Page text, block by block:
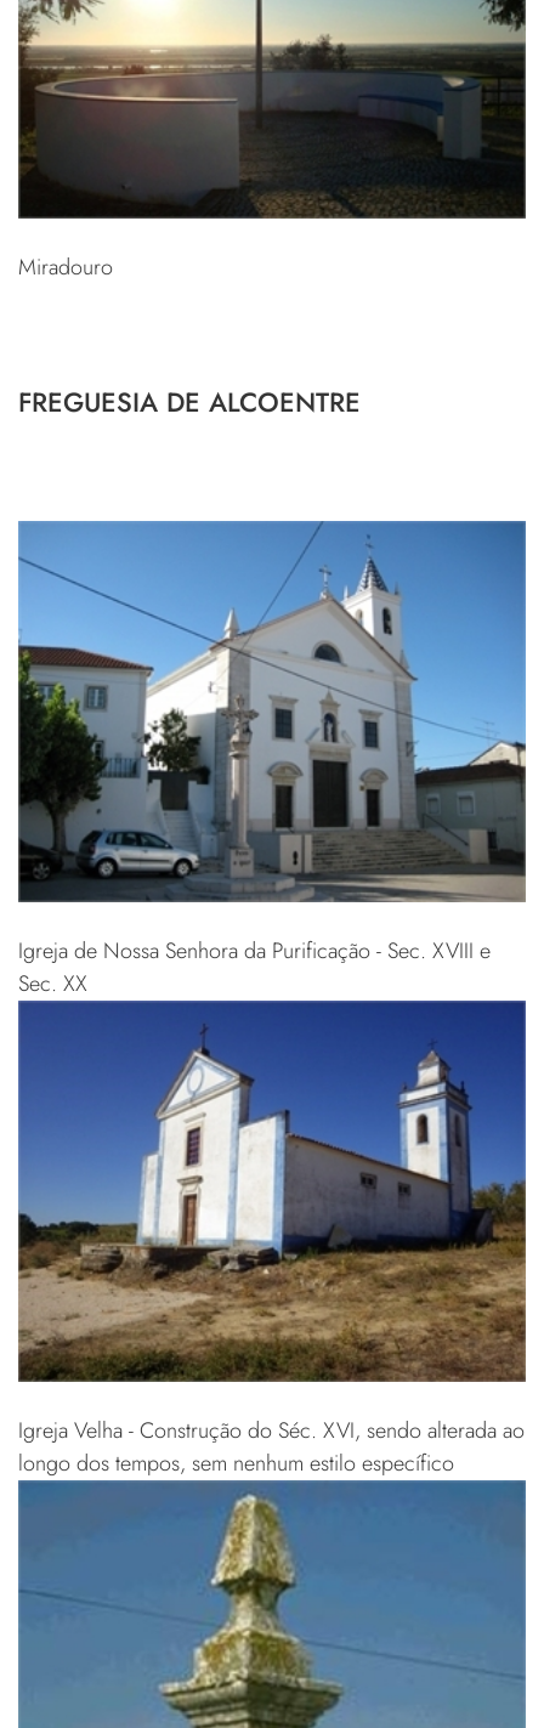
Miradouro
FREGUESIA DE ALCOENTRE
Igreja de Nossa Senhora da Purificação - Sec. XVIII e
Sec. XX
Igreja Velha - Construção do Séc. XVI, sendo alterada ao
longo dos tempos, sem nenhum estilo específico